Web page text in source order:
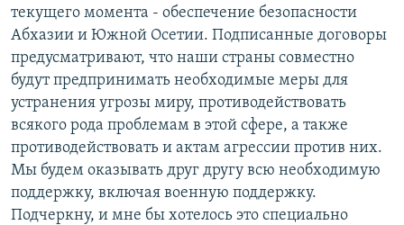
текущего момента - обеспечение безопасности
Абхазии и Южной Осетии. Подписанные договоры
предусматривают, что наши страны совместно
будут предпринимать необходимые меры для
устранения угрозы миру, противодействовать
всякого рода проблемам в этой сфере, а также
противодействовать и актам агрессии против них.
Мы будем оказывать друг другу всю необходимую
поддержку, включая военную поддержку.
Подчеркну, и мне бы хотелось это специально